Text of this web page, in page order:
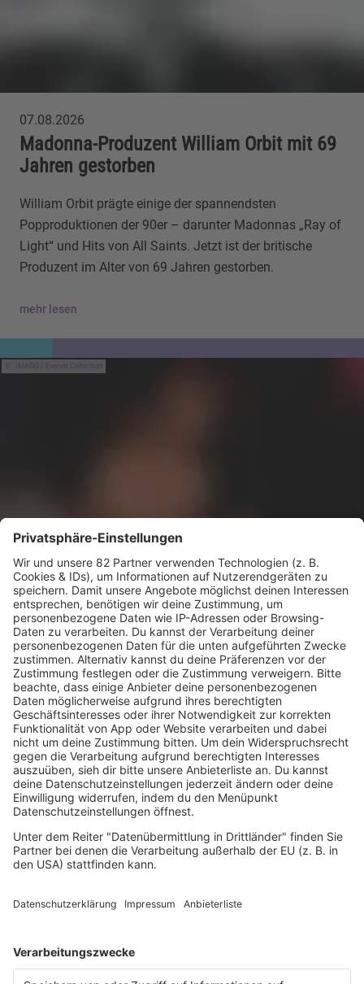
07.08.2026
Madonna-Produzent William Orbit mit 69
Jahren gestorben
William Orbit prägte einige der spannendsten
Popproduktionen der 90er – darunter Madonnas „Ray of
Light“ und Hits von All Saints. Jetzt ist der britische
Produzent im Alter von 69 Jahren gestorben.
mehr lesen
IMAGO / Everett Collection
07.08.2026
Neuer Song von Tupac: Archiv oder KI?
Fast 30 Jahre nach seinem Tod wird Tupac auf einem
neuen Song zu hören sein, gemeinsam mit 50 Cent und
Eminem. Wie ist der Track entstanden?
mehr lesen
IMAGO / Everett Collection